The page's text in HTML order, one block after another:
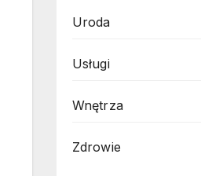
Uroda
Usługi
Wnętrza
Zdrowie